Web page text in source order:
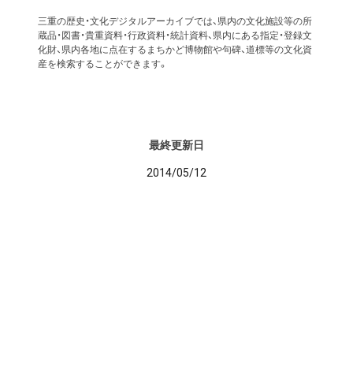
三重の歴史・文化デジタルアーカイブでは、県内の文化施設等の所
蔵品・図書・貴重資料・行政資料・統計資料、県内にある指定・登録文
化財、県内各地に点在するまちかど博物館や句碑、道標等の文化資
産を検索することができます。
最終更新日
2014/05/12